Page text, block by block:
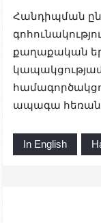
Հանդիպման
քաղաքական
ապագա
In English